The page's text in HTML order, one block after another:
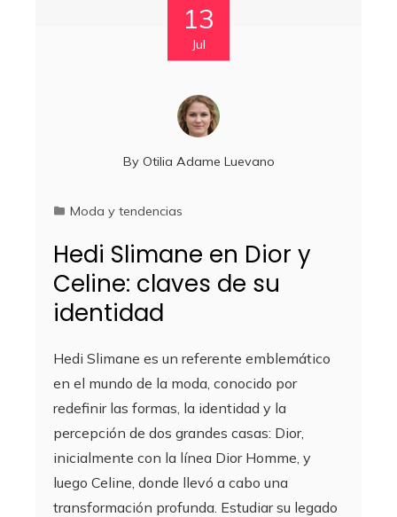
13
Jul
By Otilia Adame Luevano
Moda y tendencias
Hedi Slimane en Dior y
Celine: claves de su
identidad
Hedi Slimane es un referente emblemático
en el mundo de la moda, conocido por
redefinir las formas, la identidad y la
percepción de dos grandes casas: Dior,
inicialmente con la línea Dior Homme, y
luego Celine, donde llevó a cabo una
transformación profunda. Estudiar su legado